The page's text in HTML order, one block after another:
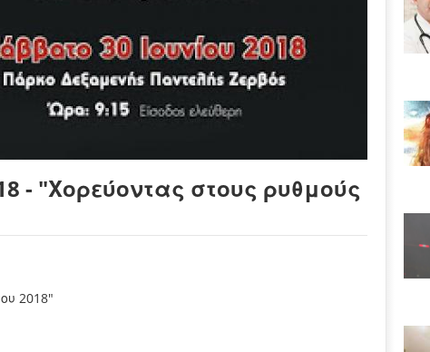
- "Χορεύοντας στους ρυθμούς
2018"